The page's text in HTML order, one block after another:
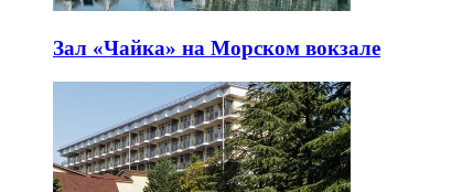
Зал «Чайка» на Морском вокзале